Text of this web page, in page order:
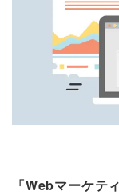
「Webマーケテ